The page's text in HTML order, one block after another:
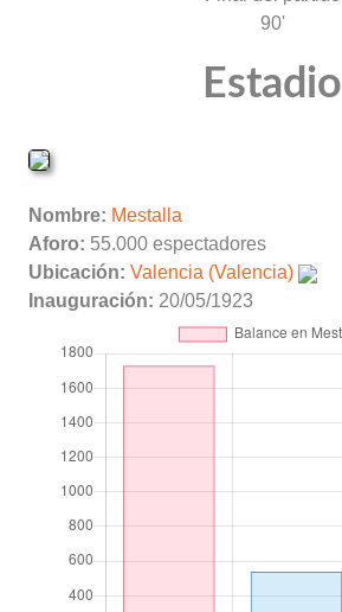
90'
Estadio
Nombre: Mestalla
Aforo: 55.000 espectadores
Ubicación: Valencia (Valencia)
Inauguración: 20/05/1923